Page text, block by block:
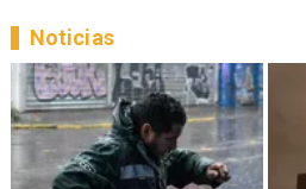
Noticias